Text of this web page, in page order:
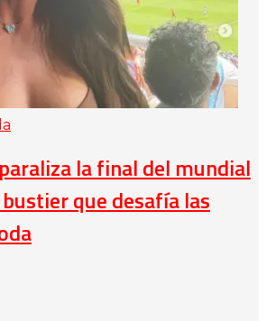
la final del mundial
que desafía las